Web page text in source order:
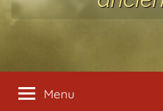
Menu